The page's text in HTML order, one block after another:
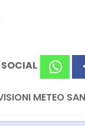
METEO